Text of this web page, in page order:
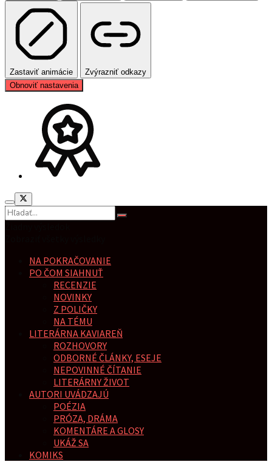
Zastaviť animácie
Zvýrazniť odkazy
Obnoviť nastavenia
NA POKRAČOVANIE
PO ČOM SIAHNUŤ
RECENZIE
NOVINKY
Z POLIČKY
NA TÉMU
LITERÁRNA KAVIAREŇ
ROZHOVORY
ODBORNÉ ČLÁNKY, ESEJE
NEPOVINNÉ ČÍTANIE
LITERÁRNY ŽIVOT
AUTORI UVÁDZAJÚ
POÉZIA
PRÓZA, DRÁMA
KOMENTÁRE A GLOSY
UKÁŽ SA
KOMIKS